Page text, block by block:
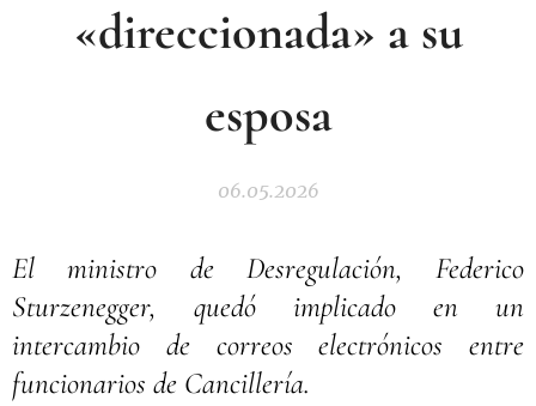
«direccionada» a su
esposa
06.05.2026
El ministro de Desregulación, Federico
Sturzenegger, quedó implicado en un
intercambio de correos electrónicos entre
funcionarios de Cancillería.